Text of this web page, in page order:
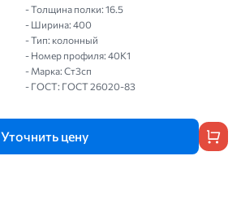
- Толщина полки: 16.5
- Ширина: 400
- Тип: колонный
- Номер профиля: 40К1
- Марка: Ст3сп
- ГОСТ: ГОСТ 26020-83
Уточнить цену